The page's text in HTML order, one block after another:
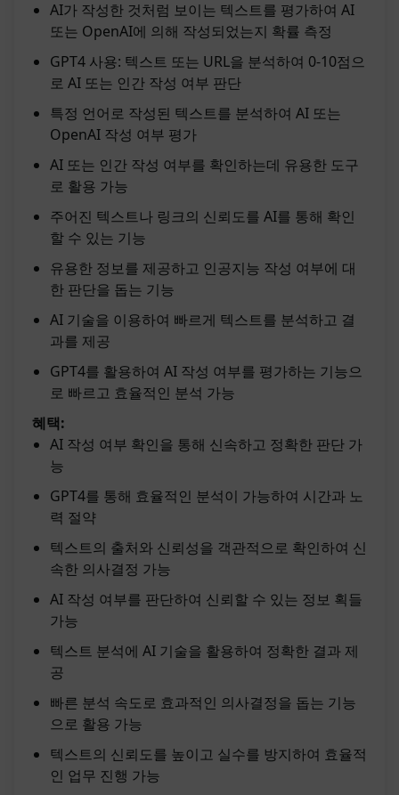
AI가 작성한 것처럼 보이는 텍스트를 평가하여 AI
또는 OpenAI에 의해 작성되었는지 확률 측정
GPT4 사용: 텍스트 또는 URL을 분석하여 0-10점으
로 AI 또는 인간 작성 여부 판단
특정 언어로 작성된 텍스트를 분석하여 AI 또는
OpenAI 작성 여부 평가
AI 또는 인간 작성 여부를 확인하는데 유용한 도구
로 활용 가능
주어진 텍스트나 링크의 신뢰도를 AI를 통해 확인
할 수 있는 기능
유용한 정보를 제공하고 인공지능 작성 여부에 대
한 판단을 돕는 기능
AI 기술을 이용하여 빠르게 텍스트를 분석하고 결
과를 제공
GPT4를 활용하여 AI 작성 여부를 평가하는 기능으
로 빠르고 효율적인 분석 가능
혜택:
AI 작성 여부 확인을 통해 신속하고 정확한 판단 가
능
GPT4를 통해 효율적인 분석이 가능하여 시간과 노
력 절약
텍스트의 출처와 신뢰성을 객관적으로 확인하여 신
속한 의사결정 가능
AI 작성 여부를 판단하여 신뢰할 수 있는 정보 획들
가능
텍스트 분석에 AI 기술을 활용하여 정확한 결과 제
공
빠른 분석 속도로 효과적인 의사결정을 돕는 기능
으로 활용 가능
텍스트의 신뢰도를 높이고 실수를 방지하여 효율적
인 업무 진행 가능